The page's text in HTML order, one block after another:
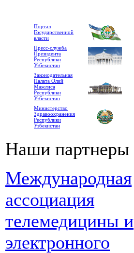
Портал
Государственной
власти
Пресс-служба
Президента
Республики
Узбекистан
Законодательная
Палата Олий
Мажлиса
Республики
Узбекистан
Министерство
Здравоохранения
Республики
Узбекистан
Наши партнеры
Международная
ассоциация
телемедицины и
электронного